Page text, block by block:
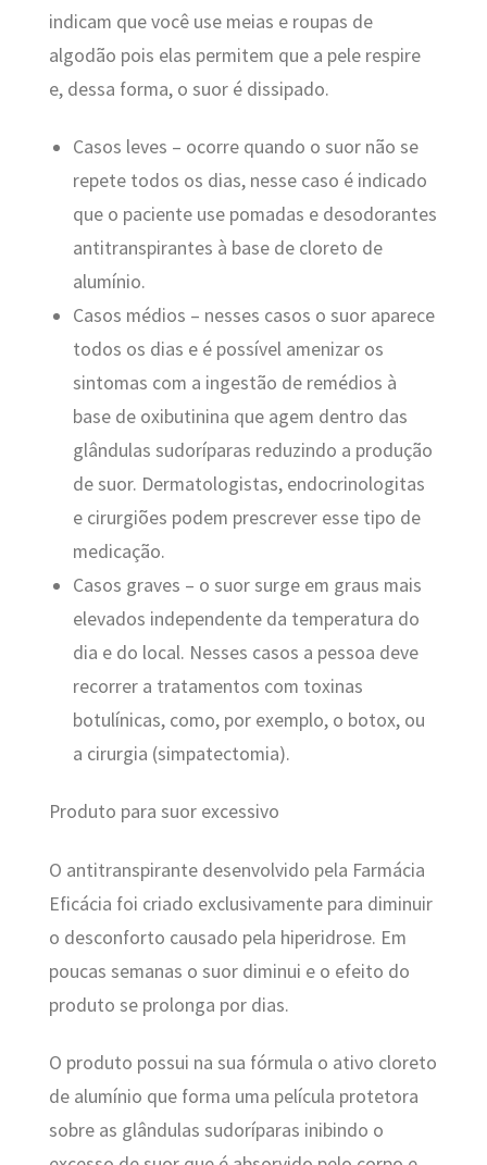
indicam que você use meias e roupas de
algodão pois elas permitem que a pele respire
e, dessa forma, o suor é dissipado.
Casos leves – ocorre quando o suor não se
repete todos os dias, nesse caso é indicado
que o paciente use pomadas e desodorantes
antitranspirantes à base de cloreto de
alumínio.
Casos médios – nesses casos o suor aparece
todos os dias e é possível amenizar os
sintomas com a ingestão de remédios à
base de oxibutinina que agem dentro das
glândulas sudoríparas reduzindo a produção
de suor. Dermatologistas, endocrinologitas
e cirurgiões podem prescrever esse tipo de
medicação.
Casos graves – o suor surge em graus mais
elevados independente da temperatura do
dia e do local. Nesses casos a pessoa deve
recorrer a tratamentos com toxinas
botulínicas, como, por exemplo, o botox, ou
a cirurgia (simpatectomia).
Produto para suor excessivo
O antitranspirante desenvolvido pela Farmácia
Eficácia foi criado exclusivamente para diminuir
o desconforto causado pela hiperidrose. Em
poucas semanas o suor diminui e o efeito do
produto se prolonga por dias.
O produto possui na sua fórmula o ativo cloreto
de alumínio que forma uma película protetora
sobre as glândulas sudoríparas inibindo o